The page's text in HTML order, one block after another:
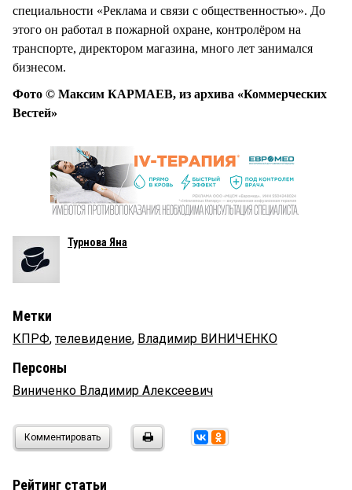
специальности «Реклама и связи с общественностью». До
этого он работал в пожарной охране, контролёром на
транспорте, директором магазина, много лет занимался
бизнесом.
Фото © Максим КАРМАЕВ, из архива «Коммерческих
Вестей»
Турнова Яна
Метки
КПРФ,телевидение, Владимир ВИНИЧЕНКО
Персоны
Виниченко Владимир Алексеевич
Комментировать
Рейтинг статьи